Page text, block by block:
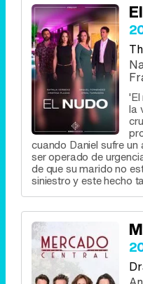
'El
la
cuando Daniel sufre
ser operado de
de que su marido no
siniestro y este hecho